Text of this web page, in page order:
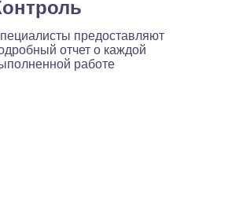
предоставляют
отчет о каждой
работе